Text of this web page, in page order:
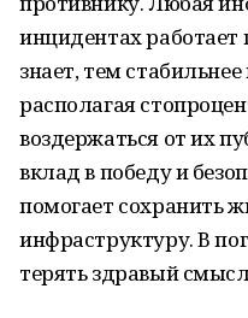
инцидентах
знает, тем
располагая
воздержаться от их
вклад в победу и
помогает сохранить
инфраструктуру. В
терять здравый